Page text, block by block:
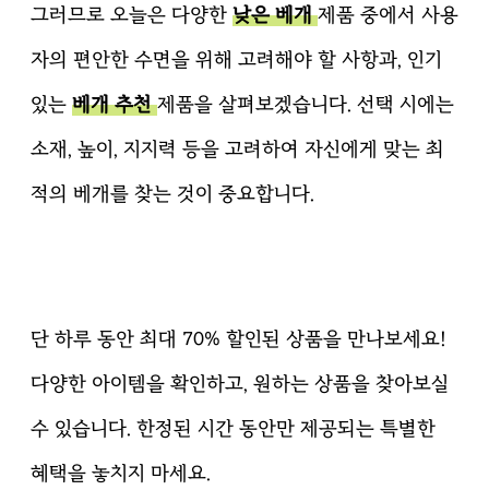
그러므로 오늘은 다양한 낮은 베개제품 중에서 사용
자의 편안한 수면을 위해 고려해야 할 사항과, 인기
있는 베개 추천제품을 살펴보겠습니다. 선택 시에는
소재, 높이, 지지력 등을 고려하여 자신에게 맞는 최
적의 베개를 찾는 것이 중요합니다.
단 하루 동안 최대 70% 할인된 상품을 만나보세요!
다양한 아이템을 확인하고, 원하는 상품을 찾아보실
수 있습니다. 한정된 시간 동안만 제공되는 특별한
혜택을 놓치지 마세요.